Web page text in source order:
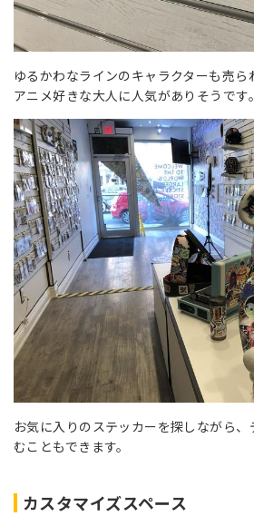
ゆるかわなラインのキャラクターも売ら
アニメ好きな大人に人気がありそうです。
お気に入りのステッカーを探しながら
むこともできます。
カスタマイズスペース